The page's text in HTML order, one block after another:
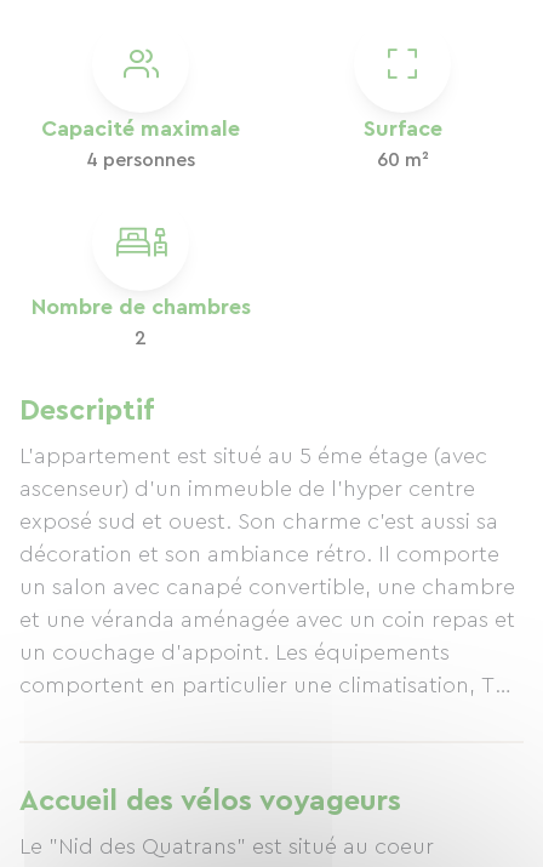
Capacité maximale
4 personnes
Surface
60 m²
Nombre de chambres
2
Descriptif
L'appartement est situé au 5 éme étage (avec
ascenseur) d'un immeuble de l'hyper centre
exposé sud et ouest. Son charme c'est aussi sa
décoration et son ambiance rétro. Il comporte
un salon avec canapé convertible, une chambre
et une véranda aménagée avec un coin repas et
un couchage d'appoint. Les équipements
comportent en particulier une climatisation, TV-
Accueil des vélos voyageurs
Le "Nid des Quatrans" est situé au coeur